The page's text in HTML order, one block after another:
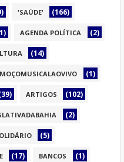
'SAÚDE' (166)
AGENDA POLÍTICA (2)
(14)
(1)
ARTIGOS (102)
(2)
(5)
(17) BANCOS (1)